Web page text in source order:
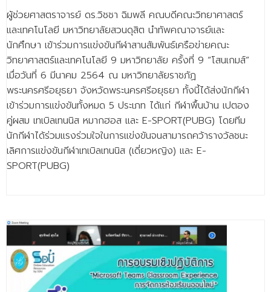
ผู้ช่วยศาสตราจารย์ ดร.วิชชา ฉิมพลี คณบดีคณะวิทยาศาสตร์
และเทคโนโลยี มหาวิทยาลัยสวนดุสิต นำทัพคณาจารย์และ
นักศึกษา เข้าร่วมการแข่งขันกีฬาสานสัมพันธ์เครือข่ายคณะ
วิทยาศาสตร์และเทคโนโลยี 9 มหาวิทยาลัย ครั้งที่ 9 “โสนเกมส์”
เมื่อวันที่ 6 มีนาคม 2564 ณ มหาวิทยาลัยราชภัฏ
พระนครศรีอยุธยา จังหวัดพระนครศรีอยุธยา ทั้งนี้ได้ส่งนักกีฬา
เข้าร่วมการแข่งขันทั้งหมด 5 ประเภท ได้แก่ กีฬาพื้นบ้าน เปตอง
คู่ผสม เทเบิลเทนนิส หมากฮอส และ E-SPORT(PUBG) โดยทีม
นักกีฬาได้ร่วมแรงร่วมใจในการแข่งขันจนสามารถคว้ารางวัลชนะ
เลิศการแข่งขันกีฬาเทเบิลเทนนิส (เดี่ยวหญิง) และ E-
SPORT(PUBG)